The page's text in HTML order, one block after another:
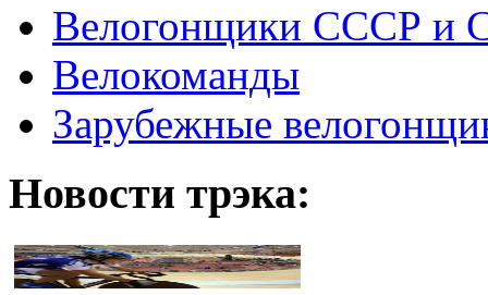
Велогонщики СССР и
Велокоманды
Зарубежные
Новости трэка: